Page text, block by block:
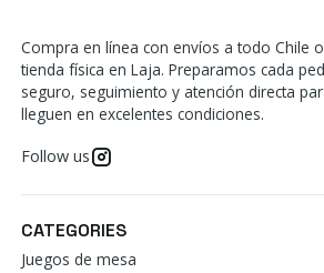
Compra en línea con envíos a todo Chile
tienda física en Laja. Preparamos cada
seguro, seguimiento y atención directa
lleguen en excelentes condiciones.
Follow us
CATEGORIES
Juegos de mesa